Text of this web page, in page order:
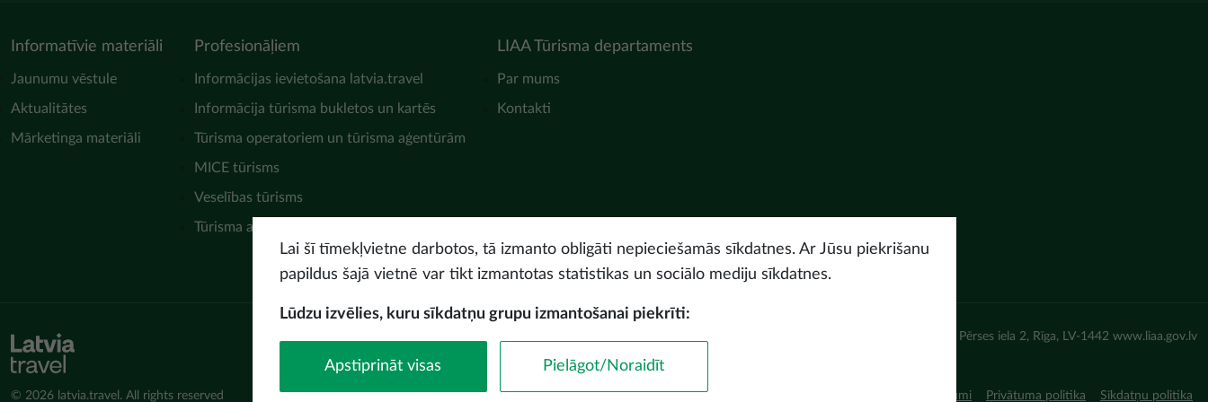
Informatīvie materiāli
Jaunumu vēstule
Aktualitātes
Mārketinga materiāli
Profesionāļiem
Informācijas ievietošana latvia.travel
Informācija tūrisma bukletos un kartēs
Tūrisma operatoriem un tūrisma aģentūrām
MICE tūrisms
Veselības tūrisms
Tūrisma asociācijas
LIAA Tūrisma departaments
Par mums
Kontakti
© Latvijas Investīciju un attīstības aģentūra (LIAA) Pērses iela 2, Rīga, LV-1442 www.liaa.gov.lv
© 2026 latvia.travel. All rights reserved Piekļūstamības paziņojums Lietošanas noteikumi Privātuma politika Sīkdatņu politika
Lai šī tīmekļvietne darbotos, tā izmanto obligāti nepieciešamās sīkdatnes. Ar Jūsu piekrišanu
papildus šajā vietnē var tikt izmantotas statistikas un sociālo mediju sīkdatnes.
Lūdzu izvēlies, kuru sīkdatņu grupu izmantošanai piekrīti:
Apstiprināt visas Pielāgot/Noraidīt